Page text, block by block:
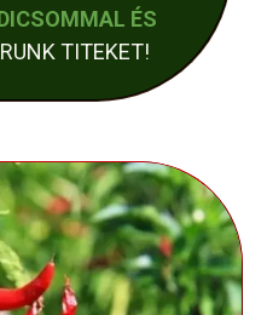
ÉS
TITEKET!